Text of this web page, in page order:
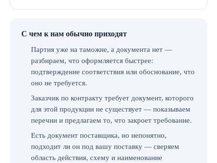
С чем к нам обычно приходят
Партия уже на таможне, а документа нет —
разбираем, что оформляется быстрее:
подтверждение соответствия или обоснование, что
оно не требуется.
Заказчик по контракту требует документ, которого
для этой продукции не существует — показываем
перечни и предлагаем то, что закроет требование.
Есть документ поставщика, но непонятно,
подходит ли он под вашу поставку — сверяем
область действия, схему и наименование